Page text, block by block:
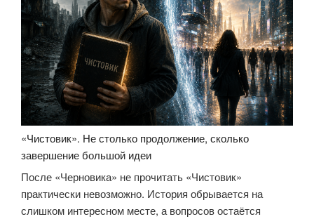
Жесткие
и
честные
уроки
управления,
которые
лучше
выучить
на
чужом
опыте»»
«Чистовик». Не столько продолжение, сколько
завершение большой идеи
После «Черновика» не прочитать «Чистовик»
практически невозможно. История обрывается на
слишком интересном месте, а вопросов остаётся